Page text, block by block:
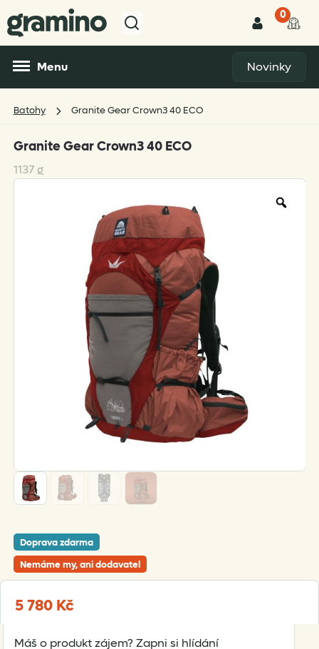
0
Menu Novinky
Batohy Granite Gear Crown3 40 ECO
Granite Gear Crown3 40 ECO
1137 g
Doprava zdarma
5 780 Kč
Nemáme my, ani dodavatel
Máš o produkt zájem? Zapni si hlídání